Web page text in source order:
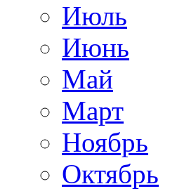
Июль
Июнь
Май
Март
Ноябрь
Октябрь